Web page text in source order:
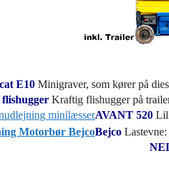
E10 Minigraver, som kører på
Kraftig flishugger på
AVANT 520
Bejco